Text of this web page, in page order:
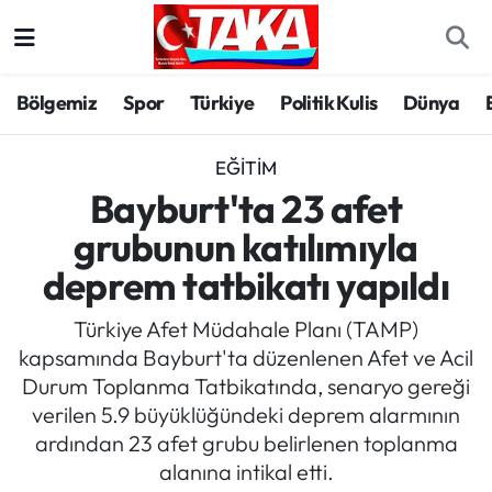
Bölgemiz Spor Türkiye Politik Kulis Dünya
EĞITIM
Bayburt'ta 23 afet
grubunun katılımıyla
deprem tatbikatı yapıldı
Türkiye Afet Müdahale Planı (TAMP)
kapsamında Bayburt'ta düzenlenen Afet ve Acil
Durum Toplanma Tatbikatında, senaryo gereği
verilen 5.9 büyüklüğündeki deprem alarmının
ardından 23 afet grubu belirlenen toplanma
alanına intikal etti.
Spor
Türkiye
Kültür/Sanat
Politika
Politik Kulis
Dünya
Trabzon Hava Durumu
Trabzon Trafik Yoğunluk Haritası
Süper Lig Puan Durumu ve Fikstür
Tüm Manşetler
Son Dakika Haberleri
Haber Arşivi